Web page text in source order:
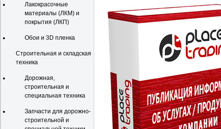
Лакокрасочные
материалы (ЛКМ) и
покрытия (ЛКП)
Обои и 3D пленка
Строительная и складская
техника
Дорожная,
строительная и
специальная техника
Запчасти для дорожно-
строительной и